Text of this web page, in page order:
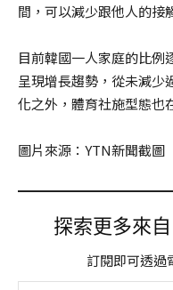
間，可以減少跟他人的接
目前韓國一人家庭的比例
呈現增長趨勢，從未減少
化之外，體育社施型態也
圖片來源：YTN新聞截圖
探索更多來
訂閱即可透過
輸入你的電子郵件地址…